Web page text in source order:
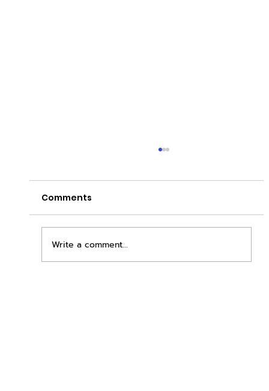
Comments
Write a comment...